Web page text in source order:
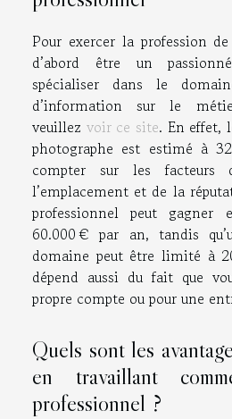
Pour exercer la profession
d’abord être un
spécialiser dans le
d’information sur le
veuillez voir ce site. En effet,
photographe est estimé à
compter sur les facteurs
l’emplacement et de la
professionnel peut gagner
60.000 € par an, tandis
domaine peut être limité à
dépend aussi du fait que
propre compte ou pour une
Quels sont les
en travaillant
professionnel ?